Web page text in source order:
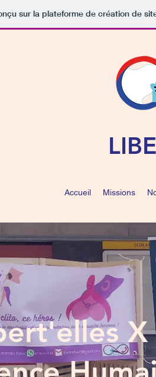
sur la plateforme de création de
Accueil Missions